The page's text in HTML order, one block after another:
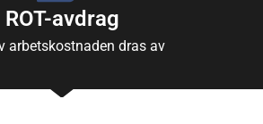
ROT-avdrag
arbetskostnaden dras av